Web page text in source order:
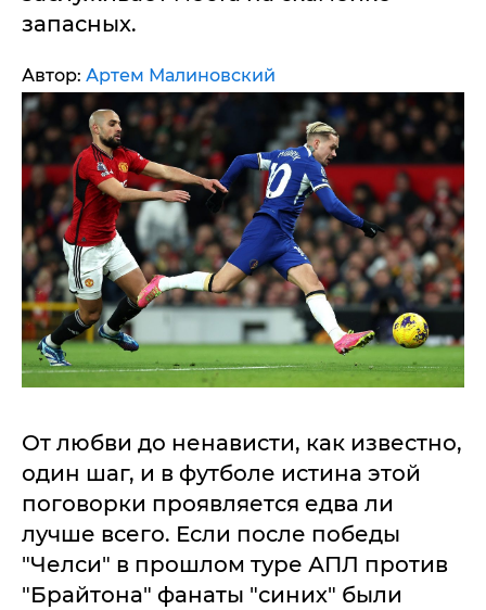
запасных.
Автор: Артем Малиновский
От любви до ненависти, как известно,
один шаг, и в футболе истина этой
поговорки проявляется едва ли
лучше всего. Если после победы
"Челси" в прошлом туре АПЛ против
"Брайтона" фанаты "синих" были